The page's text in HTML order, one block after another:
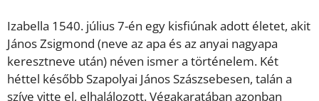
Izabella 1540. július 7-én egy kisfiúnak adott életet, akit
János Zsigmond (neve az apa és az anyai nagyapa
keresztneve után) néven ismer a történelem. Két
héttel később Szapolyai János Szászsebesen, talán a
szíve vitte el, elhalálozott. Végakaratában azonban